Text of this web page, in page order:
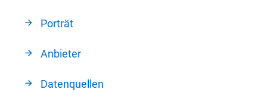
Porträt
Anbieter
Datenquellen